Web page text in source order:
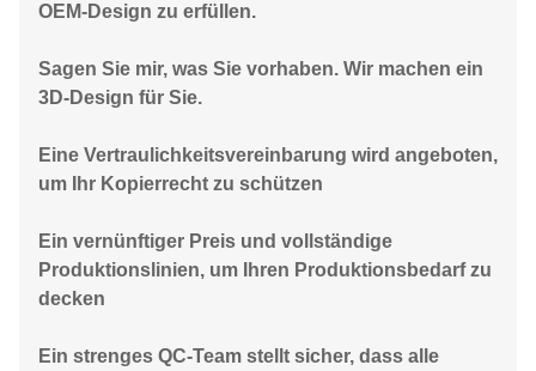
OEM-Design zu erfüllen.
Sagen Sie mir, was Sie vorhaben. Wir machen ein
3D-Design für Sie.
Eine Vertraulichkeitsvereinbarung wird angeboten,
um Ihr Kopierrecht zu schützen
Ein vernünftiger Preis und vollständige
Produktionslinien, um Ihren Produktionsbedarf zu
decken
Ein strenges QC-Team stellt sicher, dass alle